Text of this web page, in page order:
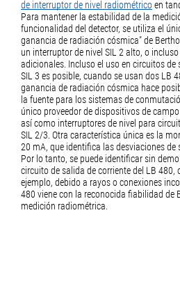
de interruptor de nivel radiométricoen
Para mantener la estabilidad de la
funcionalidad del detector, se utiliza el
ganancia de radiación cósmica" de
un interruptor de nivel SIL 2 alto, o
adicionales. Incluso el uso en circuitos
SIL 3 es posible, cuando se usan dos LB
ganancia de radiación cósmica hace
la fuente para los sistemas de
único proveedor de dispositivos de
así como interruptores de nivel para
SIL 2/3. Otra característica única es la
20 mA, que identifica las desviaciones de
Por lo tanto, se puede identificar sin
circuito de salida de corriente del LB 480,
ejemplo, debido a rayos o conexiones
480 viene con la reconocida fiabilidad de
medición radiométrica.